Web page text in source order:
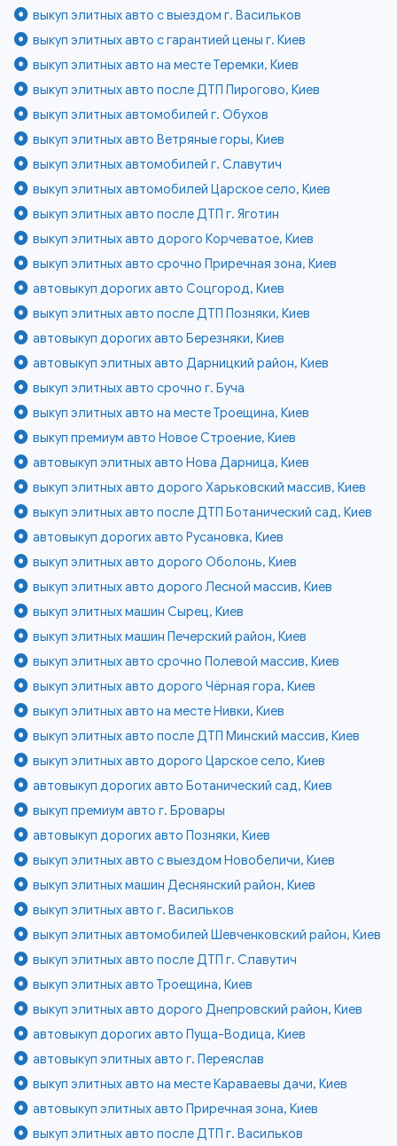
выкуп элитных авто с выездом г. Васильков
выкуп элитных авто с гарантией цены г. Киев
выкуп элитных авто на месте Теремки, Киев
выкуп элитных авто после ДТП Пирогово, Киев
выкуп элитных автомобилей г. Обухов
выкуп элитных авто Ветряные горы, Киев
выкуп элитных автомобилей г. Славутич
выкуп элитных автомобилей Царское село, Киев
выкуп элитных авто после ДТП г. Яготин
выкуп элитных авто дорого Корчеватое, Киев
выкуп элитных авто срочно Приречная зона, Киев
автовыкуп дорогих авто Соцгород, Киев
выкуп элитных авто после ДТП Позняки, Киев
автовыкуп дорогих авто Березняки, Киев
автовыкуп элитных авто Дарницкий район, Киев
выкуп элитных авто срочно г. Буча
выкуп элитных авто на месте Троещина, Киев
выкуп премиум авто Новое Строение, Киев
автовыкуп элитных авто Нова Дарница, Киев
выкуп элитных авто дорого Харьковский массив, Киев
выкуп элитных авто после ДТП Ботанический сад, Киев
автовыкуп дорогих авто Русановка, Киев
выкуп элитных авто дорого Оболонь, Киев
выкуп элитных авто дорого Лесной массив, Киев
выкуп элитных машин Сырец, Киев
выкуп элитных машин Печерский район, Киев
выкуп элитных авто срочно Полевой массив, Киев
выкуп элитных авто дорого Чёрная гора, Киев
выкуп элитных авто на месте Нивки, Киев
выкуп элитных авто после ДТП Минский массив, Киев
выкуп элитных авто дорого Царское село, Киев
автовыкуп дорогих авто Ботанический сад, Киев
выкуп премиум авто г. Бровары
автовыкуп дорогих авто Позняки, Киев
выкуп элитных авто с выездом Новобеличи, Киев
выкуп элитных машин Деснянский район, Киев
выкуп элитных авто г. Васильков
выкуп элитных автомобилей Шевченковский район, Киев
выкуп элитных авто после ДТП г. Славутич
выкуп элитных авто Троещина, Киев
выкуп элитных авто дорого Днепровский район, Киев
автовыкуп дорогих авто Пуща-Водица, Киев
автовыкуп элитных авто г. Переяслав
выкуп элитных авто на месте Караваевы дачи, Киев
автовыкуп элитных авто Приречная зона, Киев
выкуп элитных авто после ДТП г. Васильков